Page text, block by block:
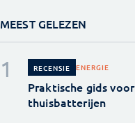
MEEST GELEZEN
RECENSIE ENERGIE
Praktische gids voor
thuisbatterijen